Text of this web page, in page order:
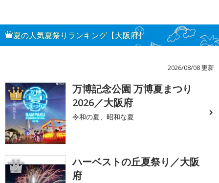
夏の人気夏祭りランキング【大阪府】
2026/08/08 更新
1
万博記念公園 万博夏まつり
2026／大阪府
令和の夏、昭和な夏
2
ハーベストの丘夏祭り／大阪
府